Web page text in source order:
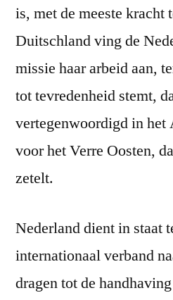
is, met de meeste kracht
Duitschland ving de
missie haar arbeid aan,
tot tevredenheid stemt,
vertegenwoordigd in het
voor het Verre Oosten,
zetelt.
Nederland dient in staat
internationaal verband
dragen tot de